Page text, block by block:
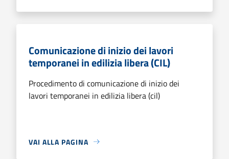
Comunicazione di inizio dei lavori
temporanei in edilizia libera (CIL)
Procedimento di comunicazione di inizio dei
lavori temporanei in edilizia libera (cil)
VAI ALLA PAGINA